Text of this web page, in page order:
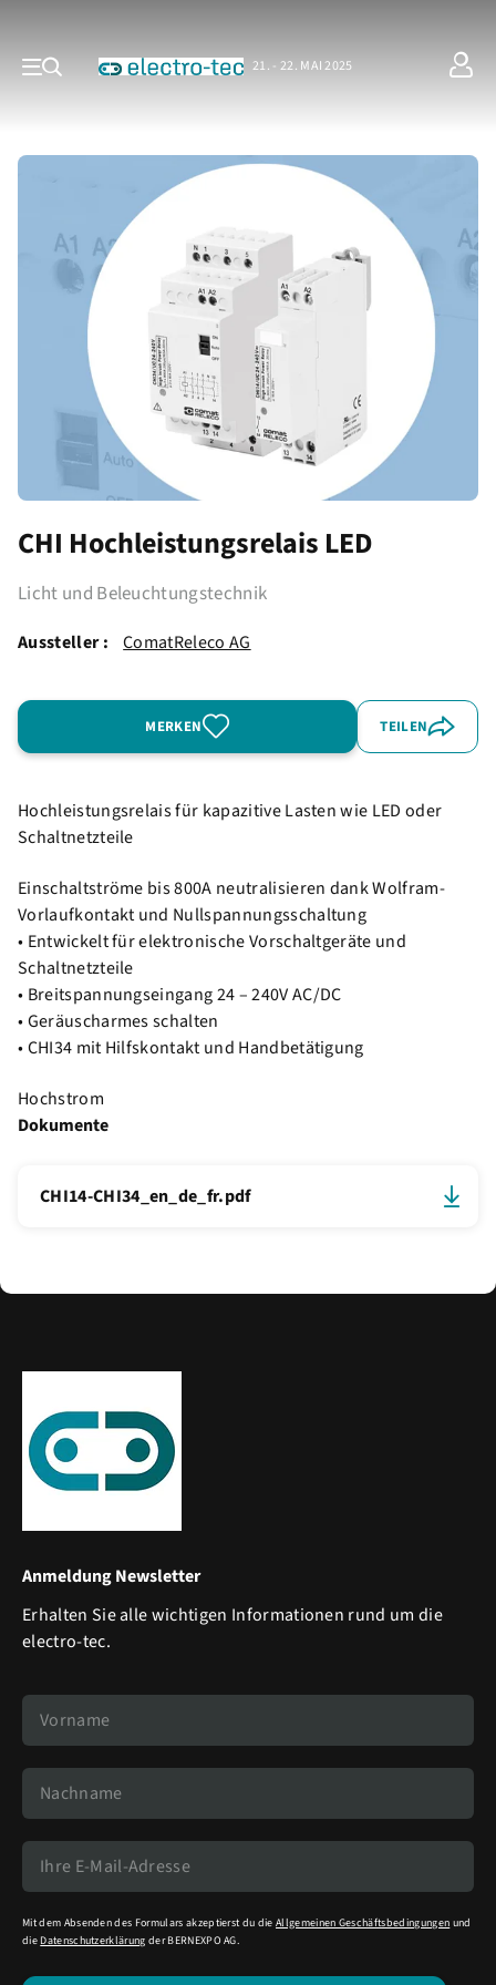
21. - 22. MAI 2025
CHI Hochleistungsrelais LED
Licht und Beleuchtungstechnik
Aussteller : ComatReleco AG
MERKEN TEILEN
Hochleistungsrelais für kapazitive Lasten wie LED oder
Schaltnetzteile
Einschaltströme bis 800A neutralisieren dank Wolfram-
Vorlaufkontakt und Nullspannungsschaltung
• Entwickelt für elektronische Vorschaltgeräte und
Schaltnetzteile
• Breitspannungseingang 24 – 240V AC/DC
• Geräuscharmes schalten
• CHI34 mit Hilfskontakt und Handbetätigung
Hochstrom
Dokumente
CHI14-CHI34_en_de_fr.pdf
Anmeldung Newsletter
Erhalten Sie alle wichtigen Informationen rund um die
electro-tec.
Mit dem Absenden des Formulars akzeptierst du dieAllgemeinen Geschäftsbedingungen und
die Datenschutzerklärung der BERNEXPO AG.